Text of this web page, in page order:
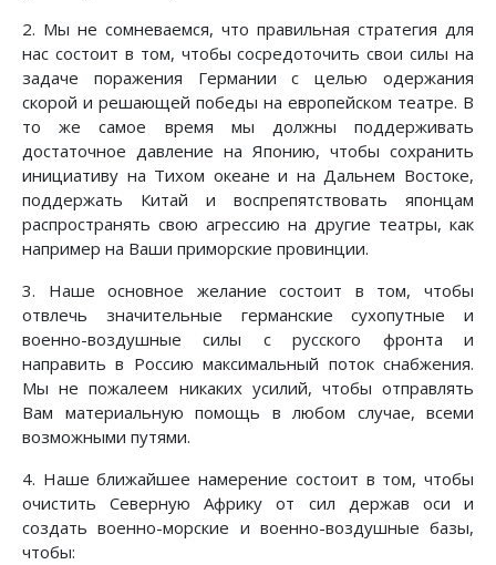
2. Мы не сомневаемся, что правильная стратегия для
нас состоит в том, чтобы сосредоточить свои силы на
задаче поражения Германии с целью одержания
скорой и решающей победы на европейском театре. В
то же самое время мы должны поддерживать
достаточное давление на Японию, чтобы сохранить
инициативу на Тихом океане и на Дальнем Востоке,
поддержать Китай и воспрепятствовать японцам
распространять свою агрессию на другие театры, как
например на Ваши приморские провинции.
3. Наше основное желание состоит в том, чтобы
отвлечь значительные германские сухопутные и
военно-воздушные силы с русского фронта и
направить в Россию максимальный поток снабжения.
Мы не пожалеем никаких усилий, чтобы отправлять
Вам материальную помощь в любом случае, всеми
возможными путями.
4. Наше ближайшее намерение состоит в том, чтобы
очистить Северную Африку от сил держав оси и
создать военно-морские и военно-воздушные базы,
чтобы: